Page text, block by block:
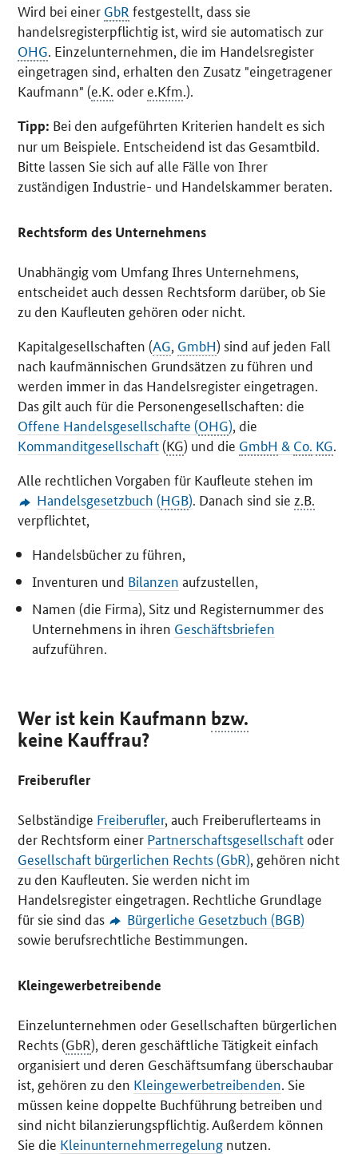
Wird bei einer GbR festgestellt, dass sie
handelsregisterpflichtig ist, wird sie automatisch zur
OHG. Einzelunternehmen, die im Handelsregister
eingetragen sind, erhalten den Zusatz "eingetragener
Kaufmann" (e.K. oder e.Kfm.).
Tipp: Bei den aufgeführten Kriterien handelt es sich
nur um Beispiele. Entscheidend ist das Gesamtbild.
Bitte lassen Sie sich auf alle Fälle von Ihrer
zuständigen Industrie- und Handelskammer beraten.
Rechtsform des Unternehmens
Unabhängig vom Umfang Ihres Unternehmens,
entscheidet auch dessen Rechtsform darüber, ob Sie
zu den Kaufleuten gehören oder nicht.
Kapitalgesellschaften (AG, GmbH) sind auf jeden Fall
nach kaufmännischen Grundsätzen zu führen und
werden immer in das Handelsregister eingetragen.
Das gilt auch für die Personengesellschaften: die
Offene Handelsgesellschafte (OHG), die
Kommanditgesellschaft(KG) und die GmbH & Co. KG.
Alle rechtlichen Vorgaben für Kaufleute stehen im
Handelsgesetzbuch (HGB). Danach sind sie z.B.
verpflichtet,
Handelsbücher zu führen,
Inventuren und Bilanzen aufzustellen,
Namen (die Firma), Sitz und Registernummer des
Unternehmens in ihren Geschäftsbriefen
aufzuführen.
Wer ist kein Kaufmann bzw.
keine Kauffrau?
Freiberufler
Selbständige Freiberufler, auch Freiberuflerteams in
der Rechtsform einer Partnerschaftsgesellschaftoder
Gesellschaft bürgerlichen Rechts (GbR) , gehören nicht
zu den Kaufleuten. Sie werden nicht im
Handelsregister eingetragen. Rechtliche Grundlage
für sie sind das
Bürgerliche Gesetzbuch (BGB)
sowie berufsrechtliche Bestimmungen.
Kleingewerbetreibende
Einzelunternehmen oder Gesellschaften bürgerlichen
Rechts (GbR), deren geschäftliche Tätigkeit einfach
organisiert und deren Geschäftsumfang überschaubar
ist, gehören zu den Kleingewerbetreibenden . Sie
müssen keine doppelte Buchführung betreiben und
sind nicht bilanzierungspflichtig. Außerdem können
Sie die Kleinunternehmerregelung nutzen.